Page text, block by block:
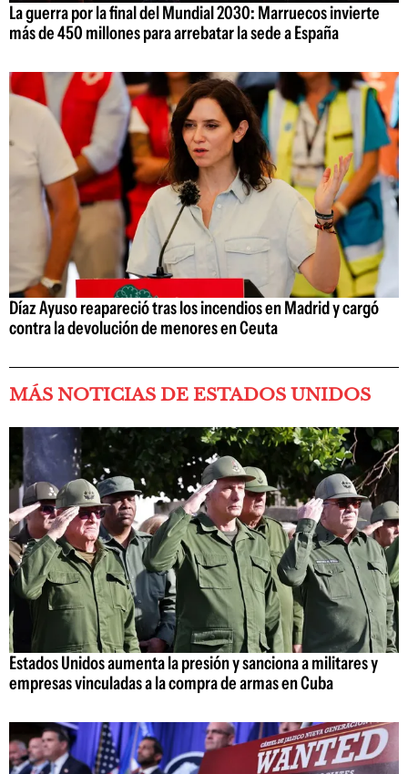
La guerra por la final del Mundial 2030: Marruecos invierte
más de 450 millones para arrebatar la sede a España
Díaz Ayuso reapareció tras los incendios en Madrid y cargó
contra la devolución de menores en Ceuta
MÁS NOTICIAS DE ESTADOS UNIDOS
Estados Unidos aumenta la presión y sanciona a militares y
empresas vinculadas a la compra de armas en Cuba